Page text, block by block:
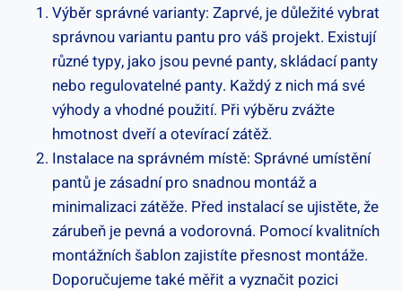
Výběr správné varianty: Zaprvé, je důležité vybrat
správnou variantu pantu pro váš projekt. Existují
různé typy, jako jsou pevné panty, skládací panty
nebo regulovatelné panty. Každý z nich má své
výhody a vhodné použití. Při výběru zvážte
hmotnost dveří a otevírací zátěž.
Instalace na správném místě: Správné umístění
pantů je zásadní pro snadnou montáž a
minimalizaci zátěže. Před instalací se ujistěte, že
zárubeň je pevná a vodorovná. Pomocí kvalitních
montážních šablon zajistíte přesnost montáže.
Doporučujeme také měřit a vyznačit pozici